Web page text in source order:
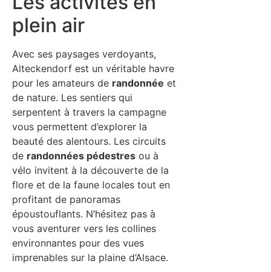
plein air
Avec ses paysages verdoyants,
Alteckendorf est un véritable havre
pour les amateurs de randonnée et
de nature. Les sentiers qui
serpentent à travers la campagne
vous permettent d’explorer la
beauté des alentours. Les circuits
de randonnées pédestres ou à
vélo invitent à la découverte de la
flore et de la faune locales tout en
profitant de panoramas
époustouflants. N’hésitez pas à
vous aventurer vers les collines
environnantes pour des vues
imprenables sur la plaine d’Alsace.